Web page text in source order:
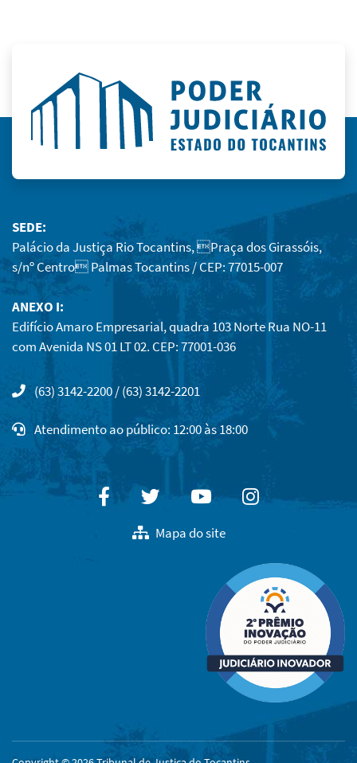
SEDE:
Palácio da Justiça Rio Tocantins, Praça dos Girassóis,
s/nº Centro Palmas Tocantins / CEP: 77015-007
ANEXO I:
Edifício Amaro Empresarial, quadra 103 Norte Rua NO-11
com Avenida NS 01 LT 02. CEP: 77001-036
(63) 3142-2200 / (63) 3142-2201
Atendimento ao público: 12:00 às 18:00
FacebookTwitterYoutubeInstagram
Mapa do site